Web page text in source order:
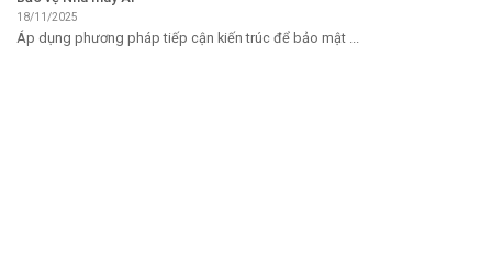
18/11/2025
Áp dụng phương pháp tiếp cận kiến ​​trúc để bảo mật ...